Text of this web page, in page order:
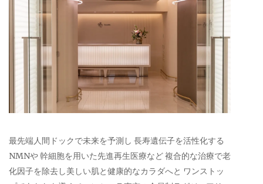
最先端人間ドックで未来を予測し 長寿遺伝子を活性化する
NMNや 幹細胞を用いた先進再生医療など 複合的な治療で老
化因子を除去し美しい肌と健康的なカラダへと ワンストッ